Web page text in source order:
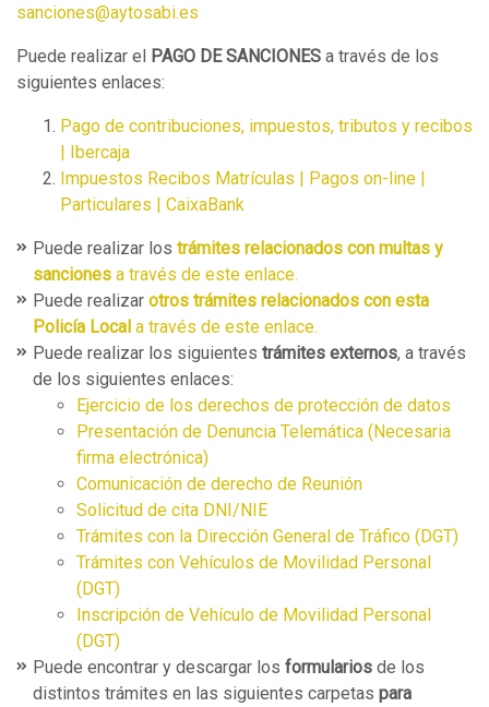
sanciones@aytosabi.es
Puede realizar el PAGO DE SANCIONES a través de los
siguientes enlaces:
Pago de contribuciones, impuestos, tributos y recibos
| Ibercaja
Impuestos Recibos Matrículas | Pagos on-line |
Particulares | CaixaBank
Puede realizar los trámites relacionados con multas y
sanciones a través de este enlace.
Puede realizar otros trámites relacionados con esta
Policía Local a través de este enlace.
Puede realizar los siguientes trámites externos, a través
de los siguientes enlaces:
Ejercicio de los derechos de protección de datos
Presentación de Denuncia Telemática (Necesaria
firma electrónica)
Comunicación de derecho de Reunión
Solicitud de cita DNI/NIE
Trámites con la Dirección General de Tráfico (DGT)
Trámites con Vehículos de Movilidad Personal
(DGT)
Inscripción de Vehículo de Movilidad Personal
(DGT)
Puede encontrar y descargar los formularios de los
distintos trámites en las siguientes carpetas para